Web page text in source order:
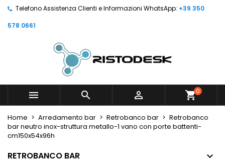
Telefono Assistenza Clienti e Informazioni WhatsApp: +39 350
578 0661
   shopping_cart0
Home Arredamento bar Retrobanco bar
Retrobanco
bar neutro inox-struttura metallo-1 vano con porte battenti-
cm150x54x96h
RETROBANCO BAR